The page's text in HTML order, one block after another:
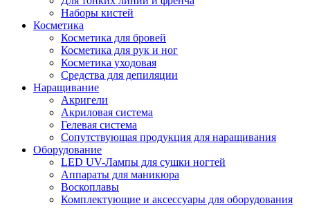
Наборы кистей
Косметика
Косметика для бровей
Косметика для рук и ног
Косметика уходовая
Средства для депиляции
Наращивание
Акригели
Акриловая система
Гелевая система
Сопутствующая продукция для наращивания
Оборудование
LED UV-Лампы для сушки ногтей
Аппараты для маникюра
Воскоплавы
Комплектующие и аксессуары для оборудования